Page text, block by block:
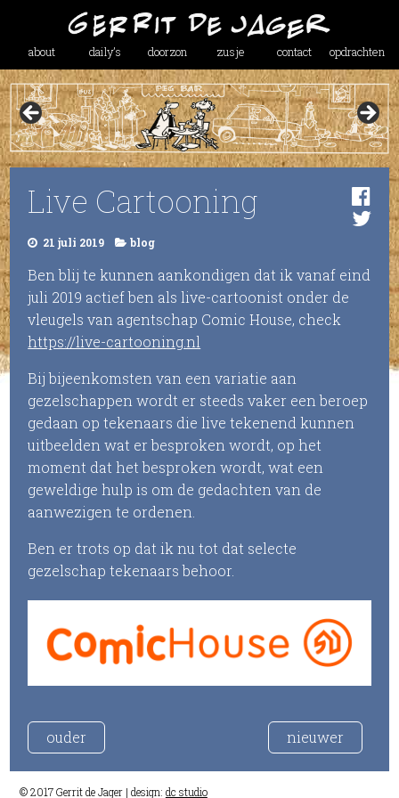
about daily’s doorzon zusje contact opdrachten
Live Cartooning
21 juli 2019 blog
Ben blij te kunnen aankondigen dat ik vanaf eind
juli 2019 actief ben als live-cartoonist onder de
vleugels van agentschap Comic House, check
https://live-cartooning.nl
Bij bijeenkomsten van een variatie aan
gezelschappen wordt er steeds vaker een beroep
gedaan op tekenaars die live tekenend kunnen
uitbeelden wat er besproken wordt, op het
moment dat het besproken wordt, wat een
geweldige hulp is om de gedachten van de
aanwezigen te ordenen.
Ben er trots op dat ik nu tot dat selecte
gezelschap tekenaars behoor.
ouder nieuwer
© 2017 Gerrit de Jager | design: dc studio